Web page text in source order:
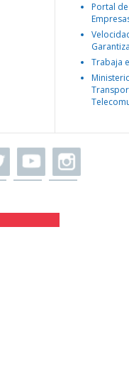
Portal
Trabaja